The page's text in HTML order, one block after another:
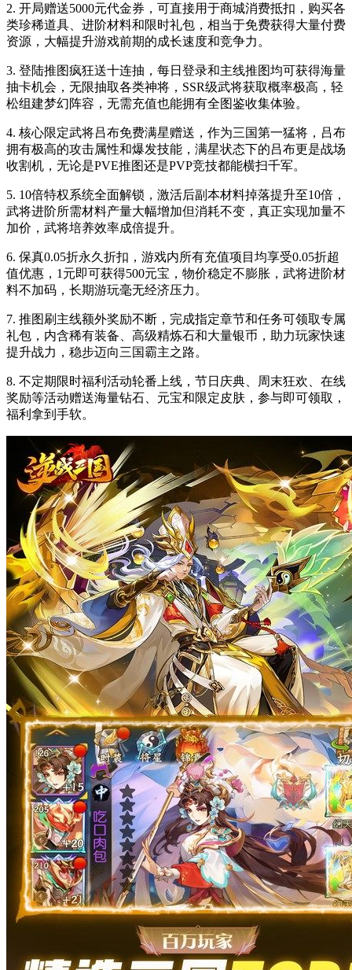
2. 开局赠送5000元代金券，可直接用于商城消费抵扣，购买各
类珍稀道具、进阶材料和限时礼包，相当于免费获得大量付费
资源，大幅提升游戏前期的成长速度和竞争力。
3. 登陆推图疯狂送十连抽，每日登录和主线推图均可获得海量
抽卡机会，无限抽取各类神将，SSR级武将获取概率极高，轻
松组建梦幻阵容，无需充值也能拥有全图鉴收集体验。
4. 核心限定武将吕布免费满星赠送，作为三国第一猛将，吕布
拥有极高的攻击属性和爆发技能，满星状态下的吕布更是战场
收割机，无论是PVE推图还是PVP竞技都能横扫千军。
5. 10倍特权系统全面解锁，激活后副本材料掉落提升至10倍，
武将进阶所需材料产量大幅增加但消耗不变，真正实现加量不
加价，武将培养效率成倍提升。
6. 保真0.05折永久折扣，游戏内所有充值项目均享受0.05折超
值优惠，1元即可获得500元宝，物价稳定不膨胀，武将进阶材
料不加码，长期游玩毫无经济压力。
7. 推图刷主线额外奖励不断，完成指定章节和任务可领取专属
礼包，内含稀有装备、高级精炼石和大量银币，助力玩家快速
提升战力，稳步迈向三国霸主之路。
8. 不定期限时福利活动轮番上线，节日庆典、周末狂欢、在线
奖励等活动赠送海量钻石、元宝和限定皮肤，参与即可领取，
福利拿到手软。